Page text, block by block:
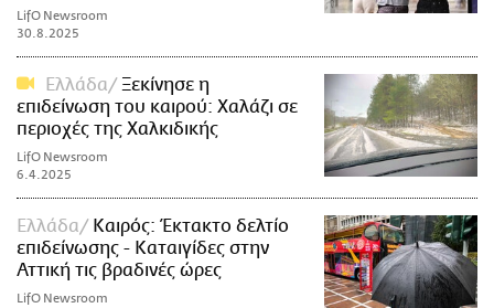
LifO Newsroom
30.8.2025
Ελλάδα
Ξεκίνησε η
επιδείνωση του καιρού: Χαλάζι σε
περιοχές της Χαλκιδικής
LifO Newsroom
6.4.2025
Ελλάδα
Καιρός: Έκτακτο δελτίο
επιδείνωσης - Καταιγίδες στην
Αττική τις βραδινές ώρες
LifO Newsroom